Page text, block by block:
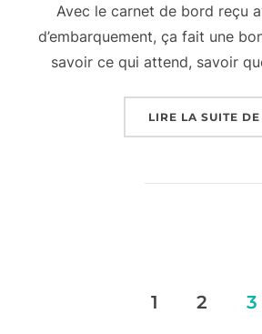
Avec le carnet de bord reçu
d’embarquement, ça fait une
savoir ce qui attend, savoir
LIRE LA SUITE DE
Pagination1 2 3